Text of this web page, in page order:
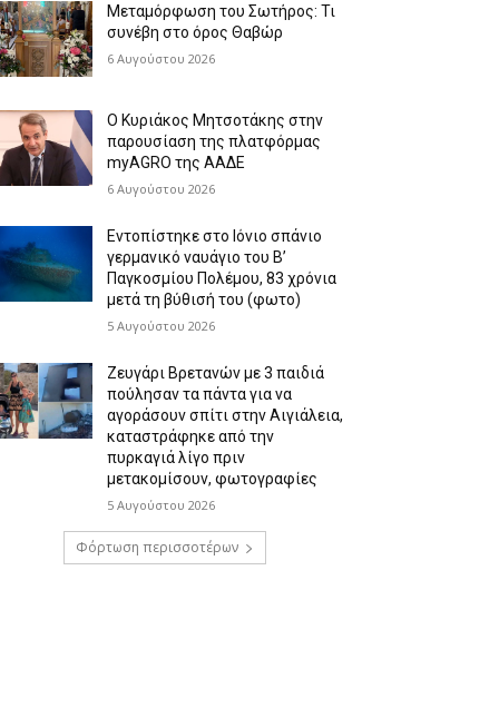
Μεταμόρφωση του Σωτήρος: Τι
συνέβη στο όρος Θαβώρ
6 Αυγούστου 2026
Ο Κυριάκος Μητσοτάκης στην
παρουσίαση της πλατφόρμας
myAGRO της ΑΑΔΕ
6 Αυγούστου 2026
Εντοπίστηκε στο Ιόνιο σπάνιο
γερμανικό ναυάγιο του Β’
Παγκοσμίου Πολέμου, 83 χρόνια
μετά τη βύθισή του (φωτο)
5 Αυγούστου 2026
Ζευγάρι Βρετανών με 3 παιδιά
πούλησαν τα πάντα για να
αγοράσουν σπίτι στην Αιγιάλεια,
καταστράφηκε από την
πυρκαγιά λίγο πριν
μετακομίσουν, φωτογραφίες
5 Αυγούστου 2026
Φόρτωση περισσοτέρων